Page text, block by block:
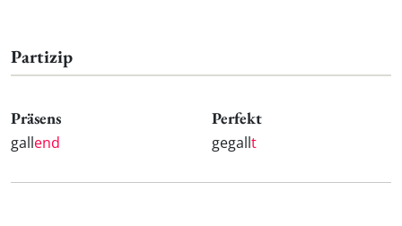
Partizip
Präsens
gallend
Perfekt
gegallt